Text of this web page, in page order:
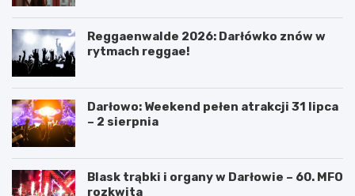
Reggaenwalde 2026: Darłówko znów w
rytmach reggae!
Darłowo: Weekend pełen atrakcji 31 lipca
– 2 sierpnia
Blask trąbki i organy w Darłowie – 60. MFO
rozkwita